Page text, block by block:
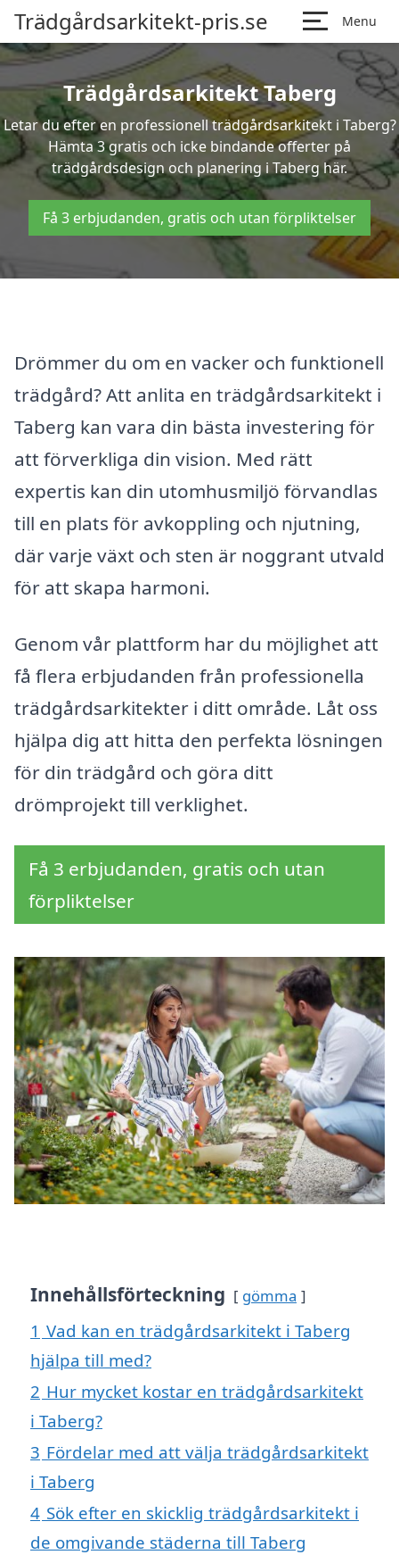
Trädgårdsarkitekt-pris.se Menu
Trädgårdsarkitekt Taberg
Letar du efter en professionell trädgårdsarkitekt i Taberg?
Hämta 3 gratis och icke bindande offerter på
trädgårdsdesign och planering i Taberg här.
Få 3 erbjudanden, gratis och utan förpliktelser
Drömmer du om en vacker och funktionell
trädgård? Att anlita en trädgårdsarkitekt i
Taberg kan vara din bästa investering för
att förverkliga din vision. Med rätt
expertis kan din utomhusmiljö förvandlas
till en plats för avkoppling och njutning,
där varje växt och sten är noggrant utvald
för att skapa harmoni.
Genom vår plattform har du möjlighet att
få flera erbjudanden från professionella
trädgårdsarkitekter i ditt område. Låt oss
hjälpa dig att hitta den perfekta lösningen
för din trädgård och göra ditt
drömprojekt till verklighet.
Få 3 erbjudanden, gratis och utan
förpliktelser
Innehållsförteckning gömma
1 Vad kan en trädgårdsarkitekt i Taberg
hjälpa till med?
2 Hur mycket kostar en trädgårdsarkitekt
i Taberg?
3 Fördelar med att välja trädgårdsarkitekt
i Taberg
4 Sök efter en skicklig trädgårdsarkitekt i
de omgivande städerna till Taberg